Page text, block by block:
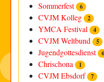
Sommerfest 6
CVJM Kolleg 2
YMCA Festival 4
CVJM Weltbund 5
Jugendgottesdienst 6
Chrischona 1
CVJM Ebsdorf 7